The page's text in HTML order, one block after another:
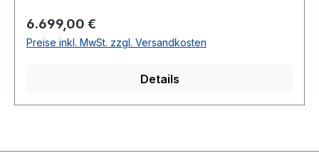
sich in Sekundenschnelle an unterschiedliche
Fahrer an. Packster 70 Family Bosch Cargo
Line Cruise Bosch Power Tube 500 Wh Shimano
Varianten des Packster 70 sind vorrätig. Ein
Angebot erstellen wir auf Nachfrage gerne.
Regulärer Preis:
6.699,00 €
Preise inkl. MwSt. zzgl. Versandkosten
Details